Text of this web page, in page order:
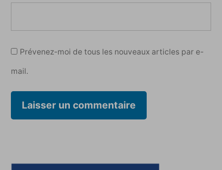
Prévenez-moi de tous les nouveaux articles par e-
mail.